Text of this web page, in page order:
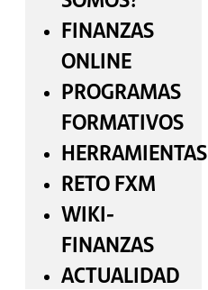
FINANZAS
ONLINE
PROGRAMAS
FORMATIVOS
HERRAMIENTAS
RETO FXM
WIKI-
FINANZAS
ACTUALIDAD